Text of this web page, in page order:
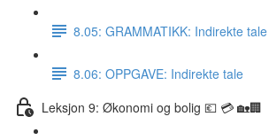
8.05: GRAMMATIKK: Indirekte tale
8.06: OPPGAVE: Indirekte tale
Leksjon 9: Økonomi og bolig 💶 💳 🏡🏢